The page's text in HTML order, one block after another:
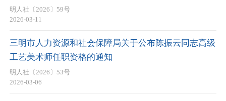
明人社〔2026〕59号
2026-03-11
三明市人力资源和社会保障局关于公布陈振云同志高级
工艺美术师任职资格的通知
明人社〔2026〕53号
2026-03-06